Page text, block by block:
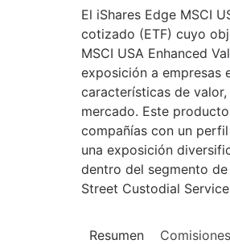
El iShares Edge MSCI
cotizado (ETF) cuyo
MSCI USA Enhanced
exposición a empresas
características de
mercado. Este
compañías con un
una exposición
dentro del segmento
Street Custodial
Resumen Comisiones